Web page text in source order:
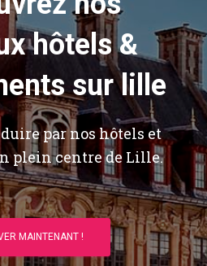
hôtels &
sur lille
par nos hôtels et
plein centre de Lille.
MAINTENANT !